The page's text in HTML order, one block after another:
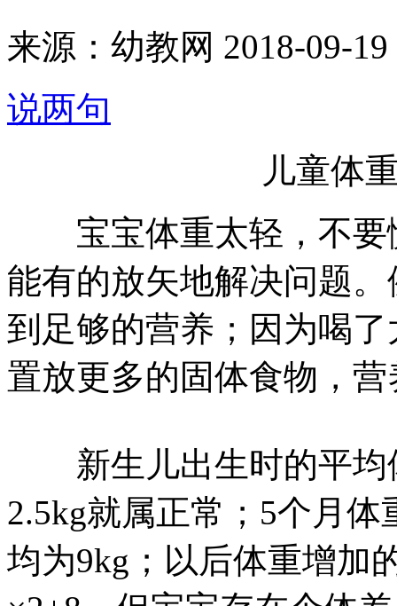
来源：幼教网 2018-09-19
说两句
儿童体
宝宝体重太轻，不要
能有的放矢地解决问题
到足够的营养；因为喝
置放更多的固体食物，
新生儿出生时的平均
2.5kg就属正常；5个月
均为9kg；以后体重增加